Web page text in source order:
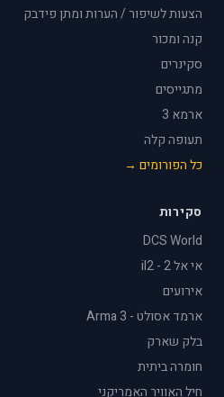
הצעות לשיפור / הערות ומתן פידבק
קנה ומכור
סקינרים
מתגייסים
ארמא 3
תעופה קלה
כל הפורומים →
סקירות
DCS World
אי אל 2 - il2
אירועים
ארמד אסולט - Arma 3
בלק שארק
חומרה ביתית
חיל האוויר האמריקני